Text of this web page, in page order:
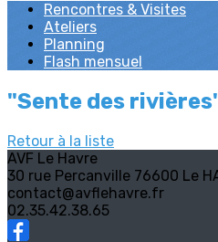
Rencontres & Visites
Ateliers
Planning
Flash mensuel
"Sente des
Retour à la liste
AVF Le Havre
30 rue Percanville 76600 Le
contact@avflehavre.fr
02.35.42.38.65